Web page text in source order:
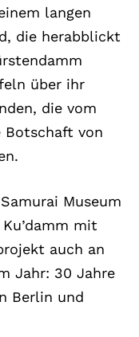
langen
die herabblickt
über ihr
die vom
Botschaft von
Museum
mit
auch an
Jahr: 30 Jahre
Berlin und